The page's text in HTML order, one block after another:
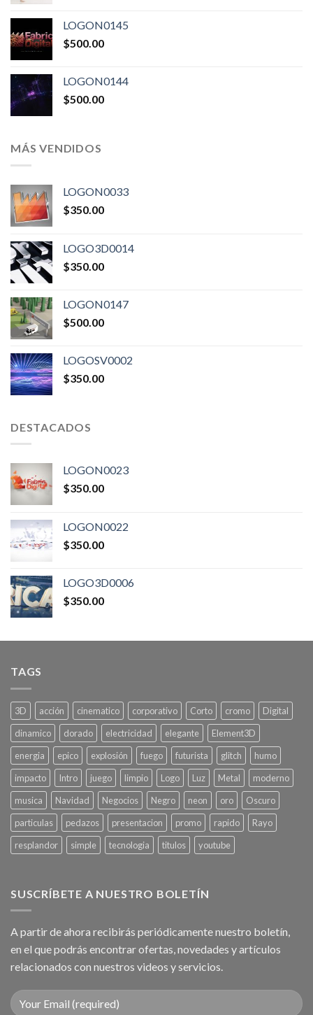
LOGON0145
$500.00
LOGON0144
$500.00
MÁS VENDIDOS
LOGON0033
$350.00
LOGO3D0014
$350.00
LOGON0147
$500.00
LOGOSV0002
$350.00
DESTACADOS
LOGON0023
$350.00
LOGON0022
$350.00
LOGO3D0006
$350.00
TAGS
3D acción cinematico corporativo Corto cromo
Digital
dinamico
dorado electricidad elegante
Element3D
energia
epico explosión fuego futurista glitch
humo
impacto
Intro juego limpio Logo Luz Metal
moderno
musica
Navidad Negocios Negro neon oro
Oscuro
particulas
pedazos presentacion promo rapido
Rayo
resplandor
simple tecnologia titulos youtube
SUSCRÍBETE A NUESTRO BOLETÍN
A partir de ahora recibirás periódicamente nuestro boletín,
en el que podrás encontrar ofertas, novedades y artículos
relacionados con nuestros videos y servicios.